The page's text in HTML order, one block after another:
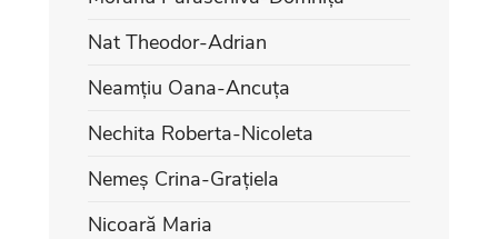
Nat Theodor-Adrian
Neamțiu Oana-Ancuța
Nechita Roberta-Nicoleta
Nemeș Crina-Grațiela
Nicoară Maria